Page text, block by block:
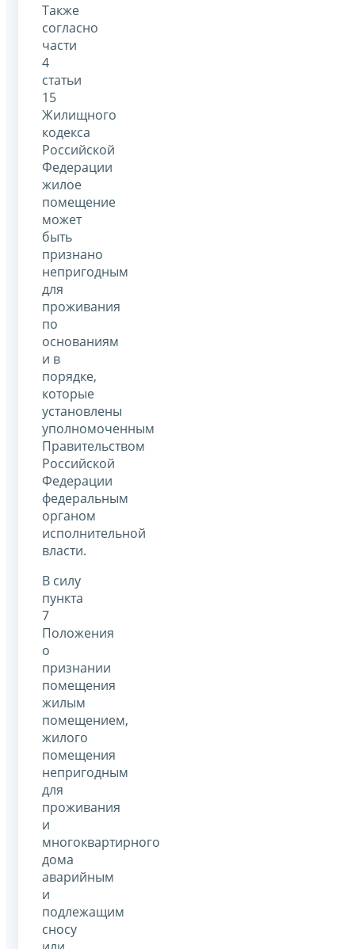
Также
согласно
части
4
статьи
15
Жилищного
кодекса
Российской
Федерации
жилое
помещение
может
быть
признано
непригодным
для
проживания
по
основаниям
и в
порядке,
которые
установлены
уполномоченным
Правительством
Российской
Федерации
федеральным
органом
исполнительной
власти.
В силу
пункта
7
Положения
о
признании
помещения
жилым
помещением,
жилого
помещения
непригодным
для
проживания
и
многоквартирного
дома
аварийным
и
подлежащим
сносу